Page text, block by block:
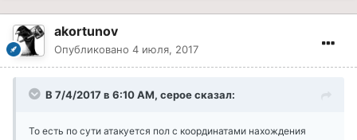
akortunov
Опубликовано 4 июля, 2017
В 7/4/2017 в 6:10 AM, cepoe сказал:
То есть по сути атакуется пол с координатами нахождения